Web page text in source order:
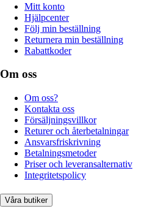
Mitt konto
Hjälpcenter
Följ min beställning
Returnera min beställning
Rabattkoder
Om oss
Om oss?
Kontakta oss
Försäljningsvillkor
Returer och återbetalningar
Ansvarsfriskrivning
Betalningsmetoder
Priser och leveransalternativ
Integritetspolicy
Våra butiker